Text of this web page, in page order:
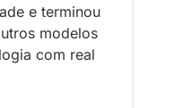
e terminou
modelos
com real